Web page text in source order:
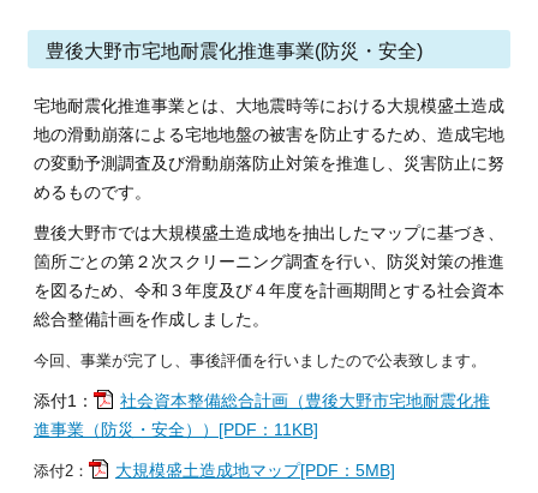
豊後大野市宅地耐震化推進事業(防災・安全)
宅地耐震化推進事業とは、大地震時等における大規模盛土造成
地の滑動崩落による宅地地盤の被害を防止するため、造成宅地
の変動予測調査及び滑動崩落防止対策を推進し、災害防止に努
めるものです。
豊後大野市では大規模盛土造成地を抽出したマップに基づき、
箇所ごとの第２次スクリーニング調査を行い、防災対策の推進
を図るため、令和３年度及び４年度を計画期間とする社会資本
総合整備計画を作成しました。
今回、事業が完了し、事後評価を行いましたので公表致します。
添付1：
社会資本整備総合計画（豊後大野市宅地耐震化推
進事業（防災・安全））[PDF：11KB]
添付2： 大規模盛土造成地マップ[PDF：5MB]